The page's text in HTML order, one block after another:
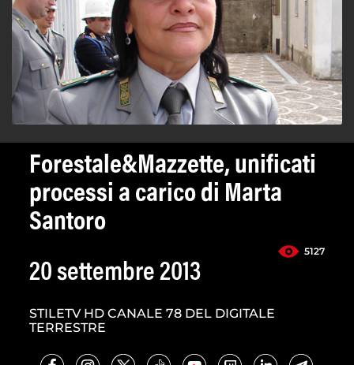
Forestale&Mazzette, unificati
processi a carico di Marta
Santoro
5127
20 settembre 2013
STILETV HD CANALE 78 DEL DIGITALE
TERRESTRE